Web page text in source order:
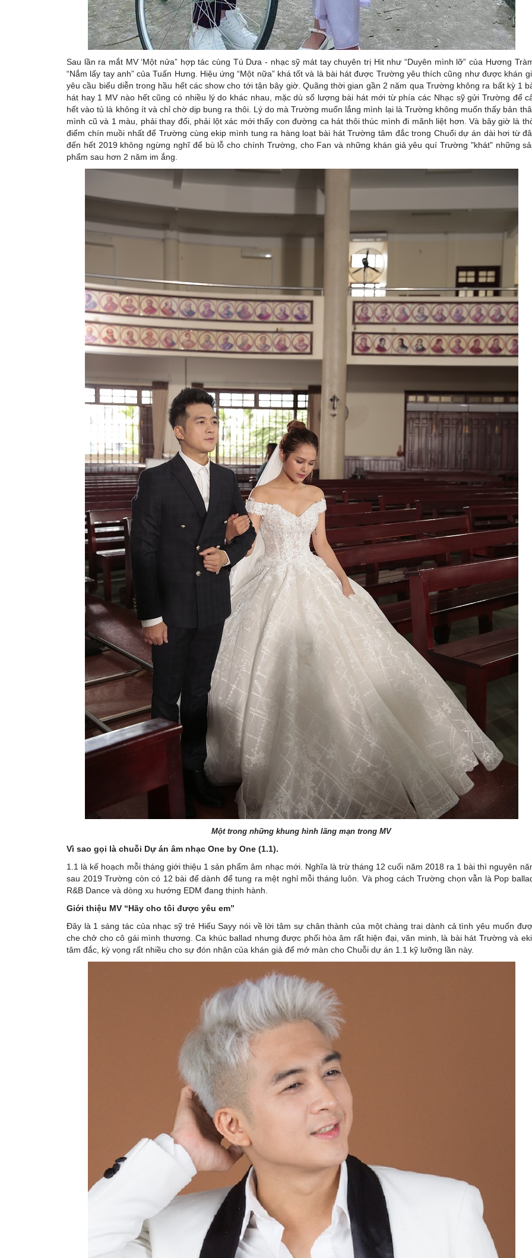
Sau lần ra mắt MV ‘Một nửa” hợp tác cùng Tú Dưa - nhạc sỹ mát tay chuyên trị Hit như “Duyên mình lỡ” của Hương
“Nắm lấy tay anh” của Tuấn Hưng. Hiệu ứng “Một nữa” khá tốt và là bài hát được Trường yêu thích cũng như được khán
yêu cầu biểu diễn trong hầu hết các show cho tới tận bây giờ. Quãng thời gian gần 2 năm qua Trường không ra bất kỳ 1
hát hay 1 MV nào hết cũng có nhiều lý do khác nhau, mặc dù số lượng bài hát mới từ phía các Nhạc sỹ gửi Trường để
hết vào tủ là không ít và chỉ chờ dịp bung ra thôi. Lý do mà Trường muốn lắng mình lại là Trường không muốn thấy bản
mình cũ và 1 màu, phải thay đổi, phải lột xác mới thấy con đường ca hát thôi thúc mình đi mãnh liệt hơn. Và bây giờ là
điểm chín muồi nhất để Trường cùng ekip mình tung ra hàng loạt bài hát Trường tâm đắc trong Chuổi dự án dài hơi từ
đến hết 2019 không ngừng nghĩ để bù lỗ cho chính Trường, cho Fan và những khán giả yêu quí Trường "khát" những
phẩm sau hơn 2 năm im ắng.
Một trong những khung hình lãng mạn trong MV
Vì sao gọi là chuỗi Dự án âm nhạc One by One (1.1).
1.1 là kế hoạch mỗi tháng giới thiệu 1 sản phẩm âm nhạc mới. Nghĩa là trừ tháng 12 cuối năm 2018 ra 1 bài thì nguyên
sau 2019 Trường còn có 12 bài để dành để tung ra mệt nghỉ mỗi tháng luôn. Và phog cách Trường chọn vẫn là Pop
R&B Dance và dòng xu hướng EDM đang thịnh hành.
Giới thiệu MV “Hãy cho tôi được yêu em”
Đây là 1 sáng tác của nhạc sỹ trẻ Hiếu Sayy nói về lời tâm sự chân thành của một chàng trai dành cả tình yêu muốn
che chở cho cô gái mình thương. Ca khúc ballad nhưng được phối hòa âm rất hiện đại, văn minh, là bài hát Trường và
tâm đắc, kỳ vọng rất nhiều cho sự đón nhận của khán giả để mở màn cho Chuỗi dự án 1.1 kỹ lưỡng lần này.